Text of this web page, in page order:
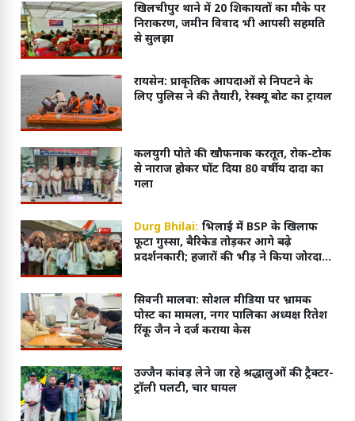
खिलचीपुर थाने में 20 शिकायतों का मौके पर
निराकरण, जमीन विवाद भी आपसी सहमति
से सुलझा
रायसेन: प्राकृतिक आपदाओं से निपटने के
लिए पुलिस ने की तैयारी, रेस्क्यू बोट का ट्रायल
कलयुगी पोते की खौफनाक करतूत, रोक-टोक
से नाराज होकर घोंट दिया 80 वर्षीय दादा का
गला
Durg Bhilai: भिलाई में BSP के खिलाफ
फूटा गुस्सा, बैरिकेड तोड़कर आगे बढ़े
प्रदर्शनकारी; हजारों की भीड़ ने किया जोरदार
सिवनी मालवा: सोशल मीडिया पर भ्रामक
पोस्ट का मामला, नगर पालिका अध्यक्ष रितेश
रिंकू जैन ने दर्ज कराया केस
उज्जैन कांवड़ लेने जा रहे श्रद्धालुओं की ट्रैक्टर-
ट्रॉली पलटी, चार घायल